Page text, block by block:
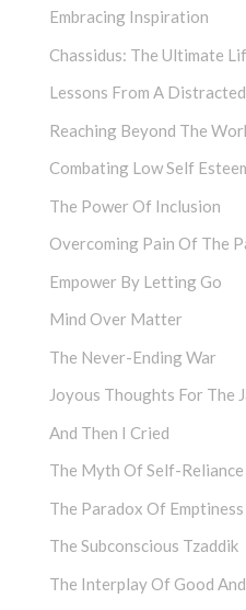
Embracing Inspiration
Chassidus: The Ultimate
Lessons From A
Reaching Beyond The
Combating Low Self
The Power Of Inclusion
Overcoming Pain Of The
Empower By Letting Go
Mind Over Matter
The Never-Ending War
Joyous Thoughts For The
And Then I Cried
The Myth Of Self-Reliance
The Paradox Of Emptiness
The Subconscious Tzaddik
The Interplay Of Good